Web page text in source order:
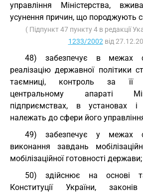
управління Міністерства,
усунення причин, що породжують
( Підпункт 47 пункту 4 в редакції
1233/2002 від
48) забезпечує в межах
реалізацію державної політики
таємниці, контроль за її
центральному апараті
підприємствах, в установах і
належать до сфери його
49) забезпечує у межах
виконання завдань
мобілізаційної готовності держави;
50) здійснює на основі
Конституції України,